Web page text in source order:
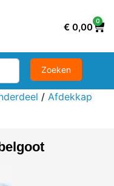
€ 0,00
0
/ Afdekkap